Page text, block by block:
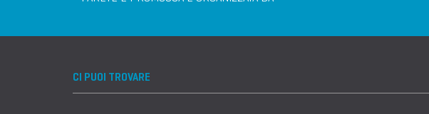
CI PUOI TROVARE